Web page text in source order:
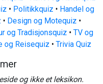
• Politikkquiz • Handel og
• Design og Motequiz •
og Tradisjonsquiz • TV og
og Reisequiz • Trivia Quiz
og ikke et leksikon.